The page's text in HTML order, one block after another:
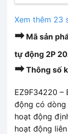
Xem thêm 23
➡Mã sản
tự động 2P
➡Thông số
EZ9F34220 –
động có dòng
hoạt động
hoạt động